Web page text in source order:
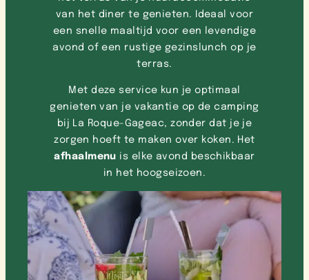
van het diner te genieten. Ideaal voor
een snelle maaltijd voor een levendige
avond of een rustige gezinslunch op je
terras.
Met deze service kun je optimaal
genieten van je vakantie op de camping
bij La Roque-Gageac, zonder dat je je
zorgen hoeft te maken over koken. Het
afhaalmenu is elke avond beschikbaar
in het hoogseizoen.